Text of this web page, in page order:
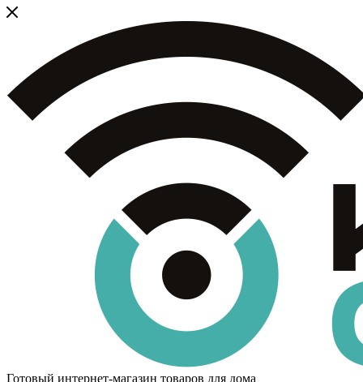
Готовый интернет-магазин товаров для дома